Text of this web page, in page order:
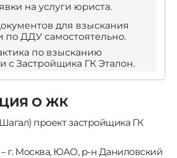
на услуги юриста.
для взыскания
по ДДУ самостоятельно.
по взысканию
с Застройщика ГК Эталон.
О ЖК
проект застройщика ГК
г. Москва, ЮАО, р-н Даниловский